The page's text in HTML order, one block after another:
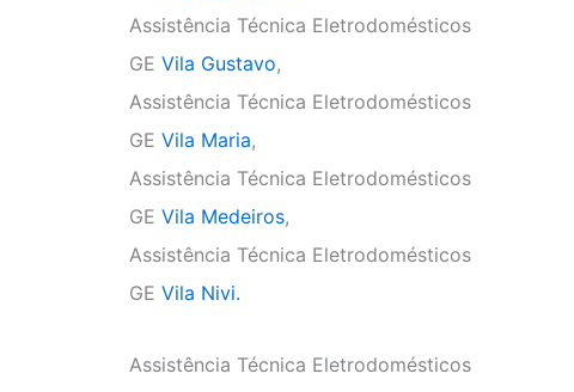
Assistência Técnica Eletrodomésticos
GE Vila Gustavo,
Assistência Técnica Eletrodomésticos
GE Vila Maria,
Assistência Técnica Eletrodomésticos
GE Vila Medeiros,
Assistência Técnica Eletrodomésticos
GE Vila Nivi.
Assistência Técnica Eletrodomésticos